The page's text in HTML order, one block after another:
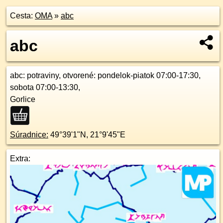
Cesta: OMA» abc
abc
abc: potraviny, otvorené: pondelok-piatok 07:00-17:30,
sobota 07:00-13:30,
Gorlice
Súradnice: 49°39'1"N , 21°9'45"E
Extra: